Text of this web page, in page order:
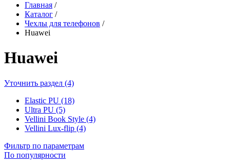
Главная /
Каталог /
Чехлы для телефонов /
Huawei
Huawei
Уточнить раздел (4)
Elastic PU (18)
Ultra PU (5)
Vellini Book Style (4)
Vellini Lux-flip (4)
Фильтр по параметрам
По популярности